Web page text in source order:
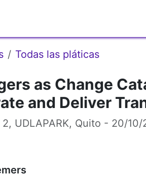
Todas las pláticas
as Change
and Deliver
UDLAPARK, Quito - 20/10/